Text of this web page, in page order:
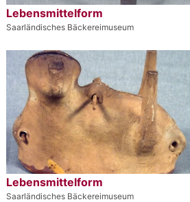
Lebensmittelform
Saarländisches Bäckereimuseum
Lebensmittelform
Saarländisches Bäckereimuseum